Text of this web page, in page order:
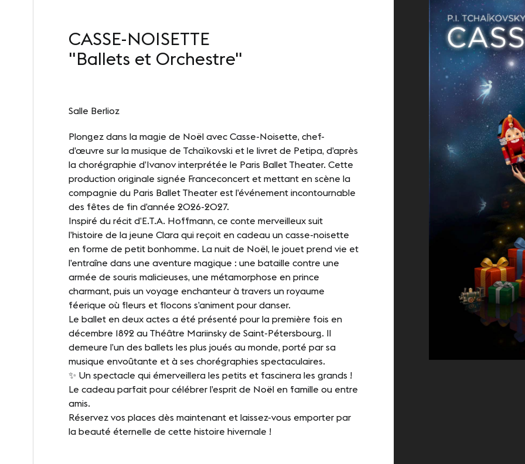
Contact
Accès
CASSE-NOISETTE
"Ballets et Orchestre"
Salle Berlioz
Plongez dans la magie de Noël avec Casse-Noisette, chef-
d’œuvre sur la musique de Tchaïkovski et le livret de Petipa, d’après
la chorégraphie d’Ivanov interprétée le Paris Ballet Theater. Cette
production originale signée Franceconcert et mettant en scène la
compagnie du Paris Ballet Theater est l’événement incontournable
des fêtes de fin d’année 2026-2027.
Inspiré du récit d’E.T.A. Hoffmann, ce conte merveilleux suit
l’histoire de la jeune Clara qui reçoit en cadeau un casse-noisette
en forme de petit bonhomme. La nuit de Noël, le jouet prend vie et
l’entraîne dans une aventure magique : une bataille contre une
armée de souris malicieuses, une métamorphose en prince
charmant, puis un voyage enchanteur à travers un royaume
féerique où fleurs et flocons s’animent pour danser.
Le ballet en deux actes a été présenté pour la première fois en
décembre 1892 au Théâtre Mariinsky de Saint-Pétersbourg. Il
demeure l’un des ballets les plus joués au monde, porté par sa
musique envoûtante et à ses chorégraphies spectaculaires.
✨ Un spectacle qui émerveillera les petits et fascinera les grands !
Le cadeau parfait pour célébrer l’esprit de Noël en famille ou entre
amis.
Réservez vos places dès maintenant et laissez-vous emporter par
la beauté éternelle de cette histoire hivernale !